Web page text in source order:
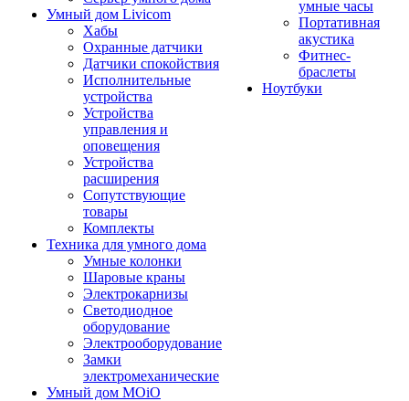
Умный дом Livicom
Хабы
Охранные датчики
Датчики спокойствия
Исполнительные
устройства
Устройства
управления и
оповещения
Устройства
расширения
Сопутствующие
товары
Комплекты
Техника для умного дома
Умные колонки
Шаровые краны
Электрокарнизы
Светодиодное
оборудование
Электрооборудование
Замки
электромеханические
Умный дом MOiO
умные часы
Портативная
акустика
Фитнес-
браслеты
Ноутбуки